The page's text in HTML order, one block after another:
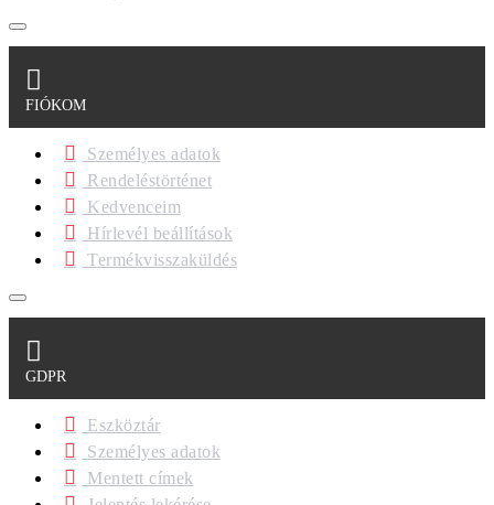
FIÓKOM
Személyes adatok
Rendeléstörténet
Kedvenceim
Hírlevél beállítások
Termékvisszaküldés
GDPR
Eszköztár
Személyes adatok
Mentett címek